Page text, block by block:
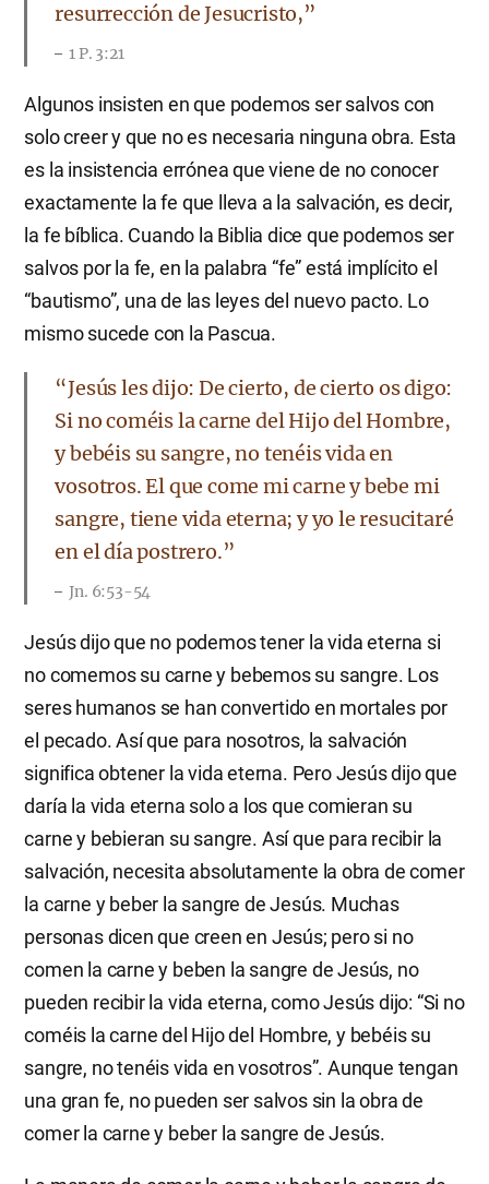
resurrección de Jesucristo,”
1 P. 3:21
Algunos insisten en que podemos ser salvos con
solo creer y que no es necesaria ninguna obra. Esta
es la insistencia errónea que viene de no conocer
exactamente la fe que lleva a la salvación, es decir,
la fe bíblica. Cuando la Biblia dice que podemos ser
salvos por la fe, en la palabra “fe” está implícito el
“bautismo”, una de las leyes del nuevo pacto. Lo
mismo sucede con la Pascua.
“Jesús les dijo: De cierto, de cierto os digo:
Si no coméis la carne del Hijo del Hombre,
y bebéis su sangre, no tenéis vida en
vosotros. El que come mi carne y bebe mi
sangre, tiene vida eterna; y yo le resucitaré
en el día postrero.”
Jn. 6:53-54
Jesús dijo que no podemos tener la vida eterna si
no comemos su carne y bebemos su sangre. Los
seres humanos se han convertido en mortales por
el pecado. Así que para nosotros, la salvación
significa obtener la vida eterna. Pero Jesús dijo que
daría la vida eterna solo a los que comieran su
carne y bebieran su sangre. Así que para recibir la
salvación, necesita absolutamente la obra de comer
la carne y beber la sangre de Jesús. Muchas
personas dicen que creen en Jesús; pero si no
comen la carne y beben la sangre de Jesús, no
pueden recibir la vida eterna, como Jesús dijo: “Si no
coméis la carne del Hijo del Hombre, y bebéis su
sangre, no tenéis vida en vosotros”. Aunque tengan
una gran fe, no pueden ser salvos sin la obra de
comer la carne y beber la sangre de Jesús.